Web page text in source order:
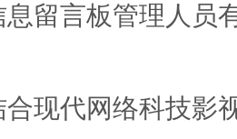
留言板管理人员
现代网络科技影